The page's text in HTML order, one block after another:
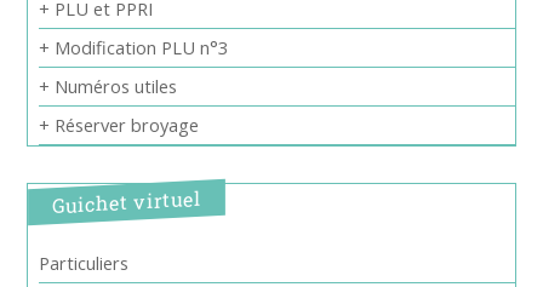
+ PLU et PPRI
+ Modification PLU n°3
+ Numéros utiles
+ Réserver broyage
Guichet virtuel
Particuliers